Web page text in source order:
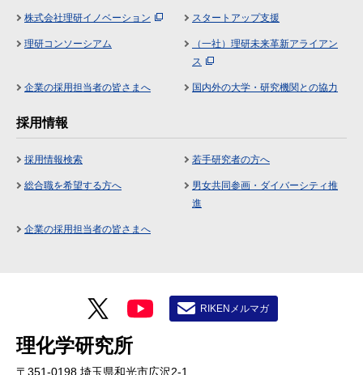
株式会社理研イノベーション スタートアップ支援
理研コンソーシアム
（一社）理研未来革新アライアン
ス
企業の採用担当者の皆さまへ 国内外の大学・研究機関との協力
採用情報
採用情報検索 若手研究者の方へ
総合職を希望する方へ
男女共同参画・ダイバーシティ推
進
企業の採用担当者の皆さまへ
理化学研究所
〒351-0198 埼玉県和光市広沢2-1
RIKENメルマガ